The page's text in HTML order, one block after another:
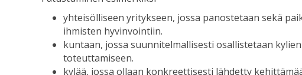
yhteisölliseen yritykseen, jossa panostetaan sekä
ihmisten hyvinvointiin.
kuntaan, jossa suunnitelmallisesti osallistetaan
toteuttamiseen.
kylää, jossa ollaan konkreettisesti lähdetty